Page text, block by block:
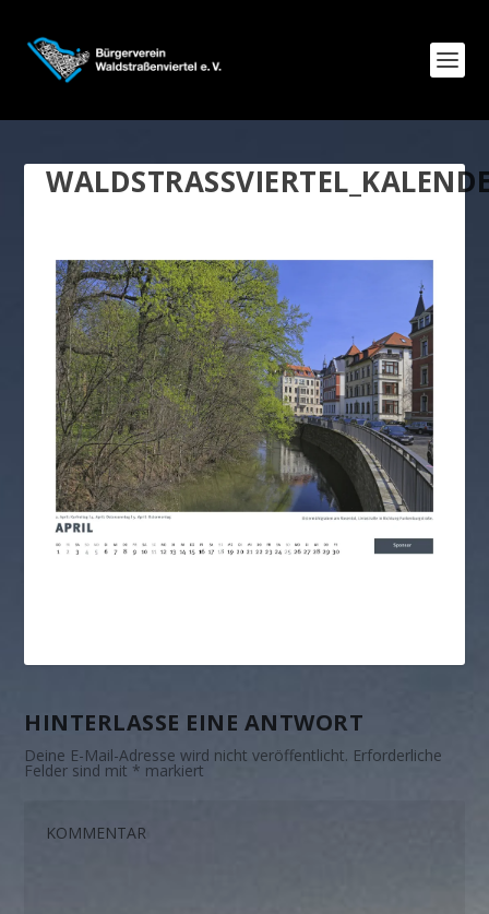
HINTERLASSE EINE ANTWORT
Deine E-Mail-Adresse wird nicht veröffentlicht. Erforderliche
Felder sind mit * markiert